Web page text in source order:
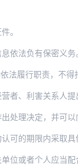
。
依法负有保密义务
法履行职责，不
者、利害关系人
处理决定，并可
消除该行为后果的，
位或者个人应当配